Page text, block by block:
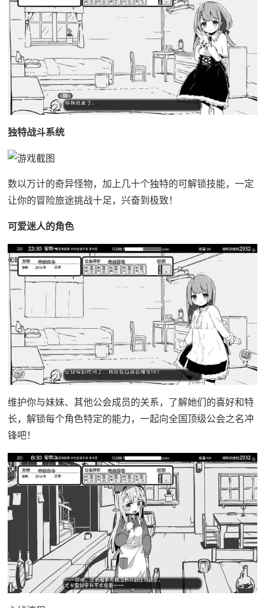
独特战斗系统
数以万计的奇异怪物，加上几十个独特的可解锁技能，一定
让你的冒险旅途挑战十足，兴奋到极致！
可爱迷人的角色
维护你与妹妹、其他公会成员的关系，了解她们的喜好和特
长，解锁每个角色特定的能力，一起向全国顶级公会之名冲
锋吧！